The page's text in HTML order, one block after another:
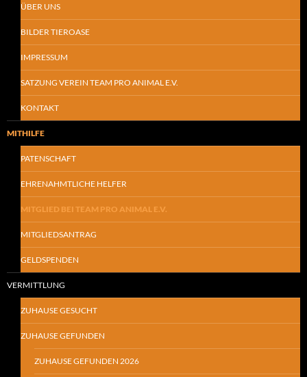
ÜBER UNS
BILDER TIEROASE
IMPRESSUM
SATZUNG VEREIN TEAM PRO ANIMAL E.V.
KONTAKT
MITHILFE
PATENSCHAFT
EHRENAHMTLICHE HELFER
MITGLIED BEI TEAM PRO ANIMAL E.V.
MITGLIEDSANTRAG
GELDSPENDEN
VERMITTLUNG
ZUHAUSE GESUCHT
ZUHAUSE GEFUNDEN
ZUHAUSE GEFUNDEN 2026